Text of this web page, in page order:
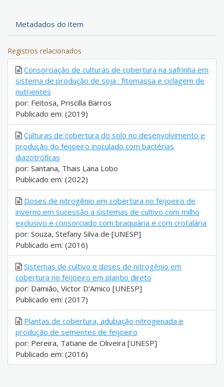
Metadados do item
Registros relacionados
Consorciação de culturas de cobertura na safrinha em
sistema de produção de soja : fitomassa e ciclagem de
nutrientes
por: Feitosa, Priscilla Barros
Publicado em: (2019)
Culturas de cobertura do solo no desenvolvimento e
produção do feijoeiro inoculado com bactérias
diazotróficas
por: Santana, Thais Lana Lobo
Publicado em: (2022)
Doses de nitrogênio em cobertura no feijoeiro de
inverno em sucessão a sistemas de cultivo com milho
exclusivo e consorciado com braquiária e com crotalária
por: Souza, Stefany Silva de [UNESP]
Publicado em: (2016)
Sistemas de cultivo e doses de nitrogênio em
cobertura no feijoeiro em plantio direto
por: Damião, Victor D’Amico [UNESP]
Publicado em: (2017)
Plantas de cobertura, adubação nitrogenada e
produção de sementes de feijoeiro
por: Pereira, Tatiane de Oliveira [UNESP]
Publicado em: (2016)